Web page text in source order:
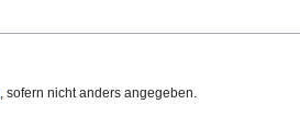
, sofern nicht anders angegeben.